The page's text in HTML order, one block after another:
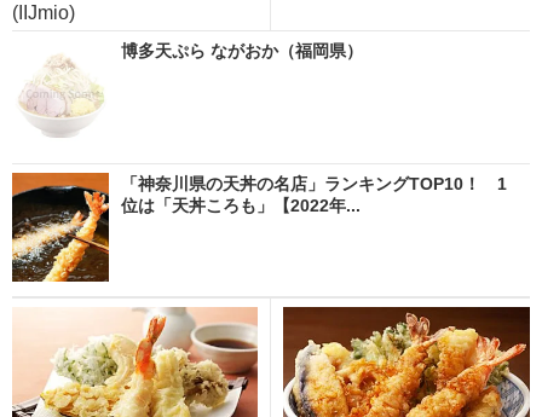
(IIJmio)
博多天ぷら ながおか（福岡県）
「神奈川県の天丼の名店」ランキングTOP10！ 1
位は「天丼ころも」【2022年...